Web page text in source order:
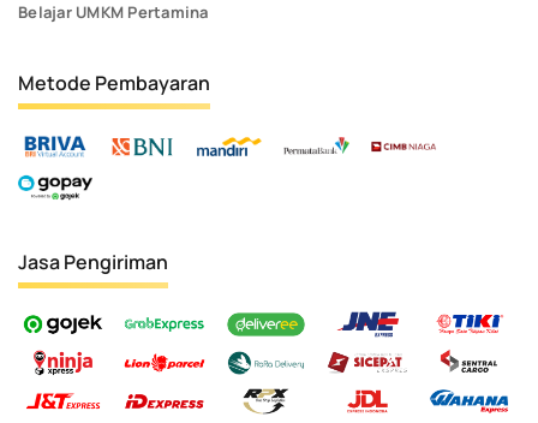
Belajar UMKM Pertamina
Metode Pembayaran
Jasa Pengiriman